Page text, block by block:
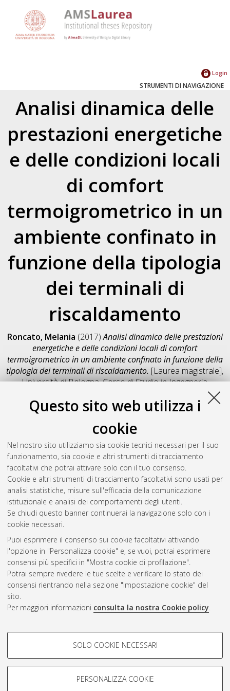
Questo sito web utilizza i
cookie
Nel nostro sito utilizziamo sia cookie tecnici necessari per il suo
funzionamento, sia cookie e altri strumenti di tracciamento
facoltativi che potrai attivare solo con il tuo consenso.
Cookie e altri strumenti di tracciamento facoltativi sono usati per
analisi statistiche, misure sull'efficacia della comunicazione
istituzionale e analisi dei comportamenti degli utenti.
Se chiudi questo banner continuerai la navigazione solo con i
cookie necessari.
Puoi esprimere il consenso sui cookie facoltativi attivando
l'opzione in "Personalizza cookie" e, se vuoi, potrai esprimere
consensi più specifici in "Mostra cookie di profilazione".
Potrai sempre rivedere le tue scelte e verificare lo stato dei
consensi rientrando nella sezione "Impostazione cookie" del
sito.
Per maggiori informazioni consulta la nostra Cookie policy.
COOKIE DI PROFILAZIONE -
Si tratta di cookie utilizzati per analizzare le caratteristiche della
navigazione degli utenti, creare profili in base al loro comportamento
SOLO COOKIE NECESSARI
PERSONALIZZA COOKIE
Login
STRUMENTI DI NAVIGAZIONE
Analisi dinamica delle
prestazioni energetiche
e delle condizioni locali
di comfort
termoigrometrico in un
ambiente confinato in
funzione della tipologia
dei terminali di
riscaldamento
Roncato, Melania (2017)Analisi dinamica delle prestazioni
energetiche e delle condizioni locali di comfort
termoigrometrico in un ambiente confinato in funzione della
tipologia dei terminali di riscaldamento. [Laurea magistrale],
Università di Bologna, Corso di Studio inIngegneria
, Documento full-text non disponibile
Salva citazione
Condividi
Il full-text non è disponibile per scelta dell'autore. (
Abstract
Altri metadati
Gestione del documento:
Atom
Rss 1.0
Rss 2.0
AMS Laurea
Impostazioni Cookie
Informativa sulla privacy
Condizioni d’uso del sito